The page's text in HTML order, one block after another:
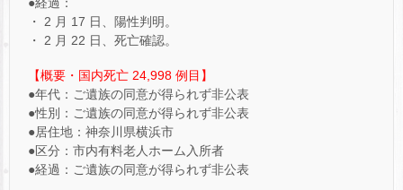
・ 2 月 17 日、陽性判明。
・ 2 月 22 日、死亡確認。
【概要・国内死亡 24,998 例目】
●年代：ご遺族の同意が得られず非公表
●性別：ご遺族の同意が得られず非公表
●居住地：神奈川県横浜市
●区分：市内有料老人ホーム入所者
●経過：ご遺族の同意が得られず非公表